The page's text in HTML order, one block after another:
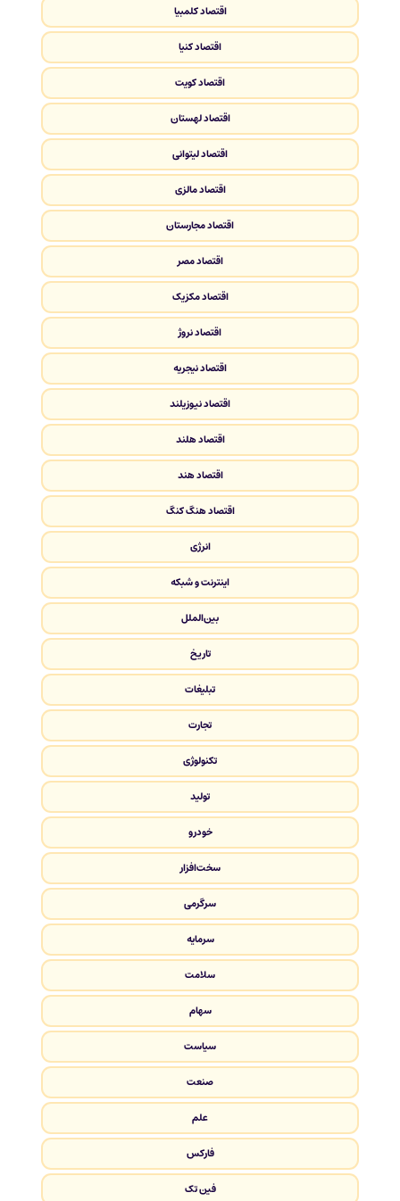
اقتصاد کلمبیا
اقتصاد کنیا
اقتصاد کویت
اقتصاد لهستان
اقتصاد لیتوانی
اقتصاد مالزی
اقتصاد مجارستان
اقتصاد مصر
اقتصاد مکزیک
اقتصاد نروژ
اقتصاد نیجریه
اقتصاد نیوزیلند
اقتصاد هلند
اقتصاد هند
اقتصاد هنگ کنگ
انرژی
اینترنت و شبکه
بین‌الملل
تاریخ
تبلیغات
تجارت
تکنولوژی
تولید
خودرو
سخت‌افزار
سرگرمی
سرمایه
سلامت
سهام
سیاست
صنعت
علم
فارکس
فین تک